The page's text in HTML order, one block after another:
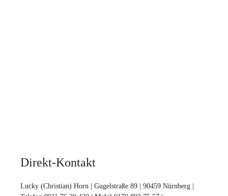
Direkt-Kontakt
Lucky (Christian) Horn | Gugelstraße 89 | 90459 Nürnberg |